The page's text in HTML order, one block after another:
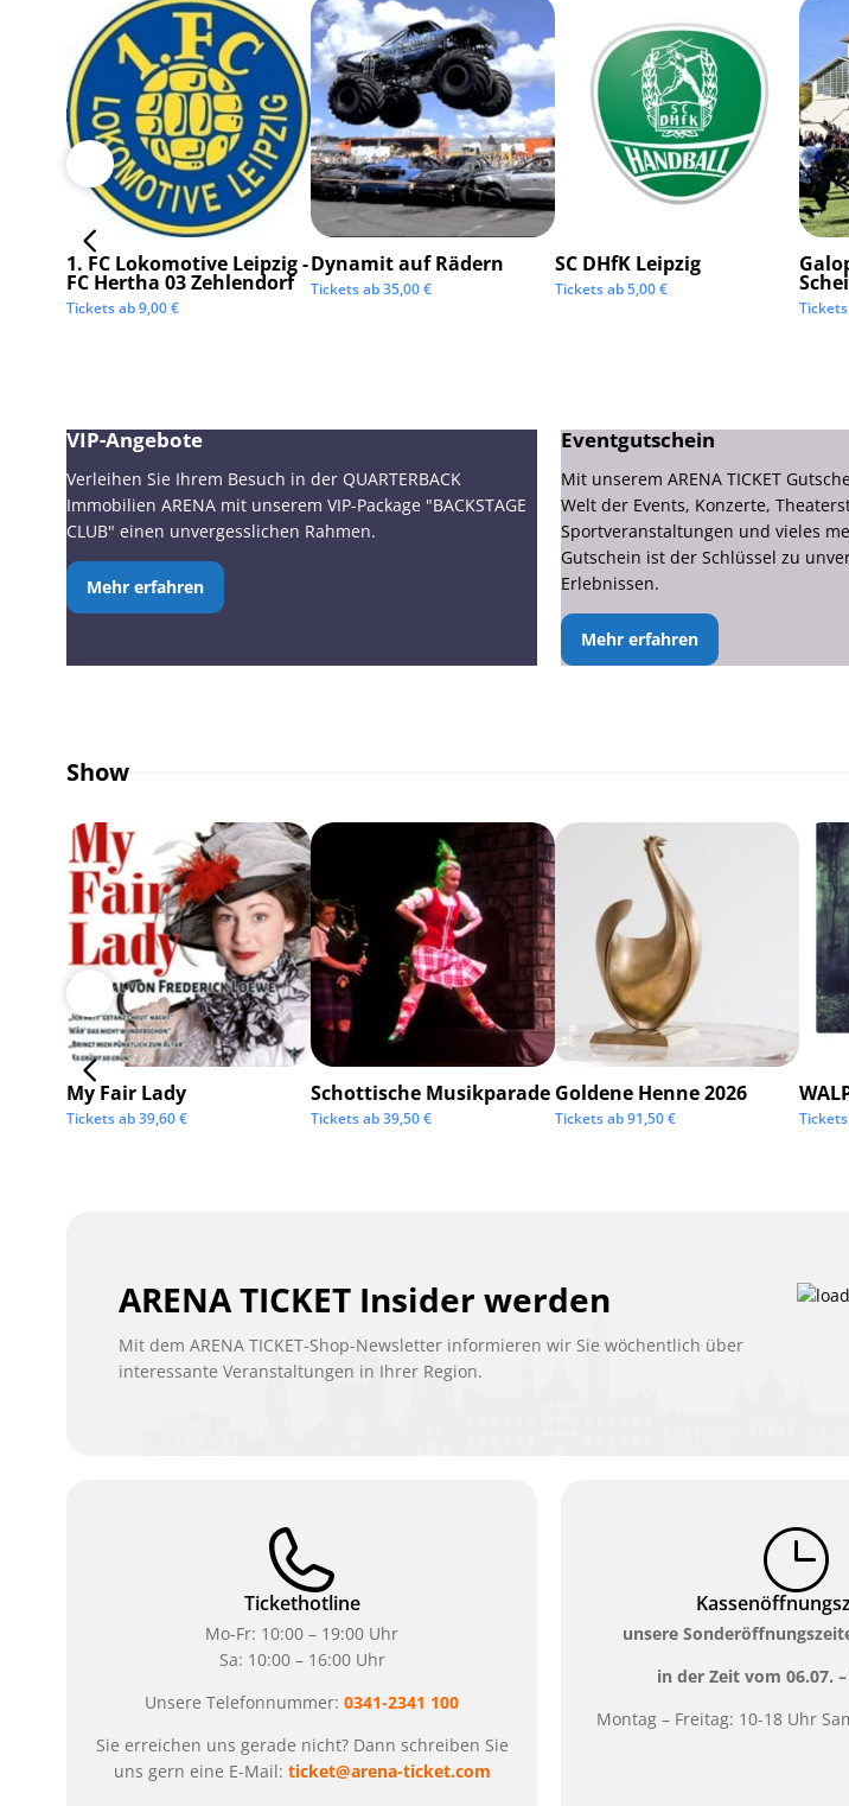
1. FC Lokomotive Leipzig -
FC Hertha 03 Zehlendorf
Tickets ab9,00€
Dynamit auf Rädern
Tickets ab35,00€
SC DHfK Leipzig
Tickets ab5,00€
VIP-Angebote
Verleihen Sie Ihrem Besuch in der QUARTERBACK
Immobilien ARENA mit unserem VIP-Package "BACKSTAGE
CLUB" einen unvergesslichen Rahmen.
Mehr erfahren
Eventgutschein
Mit unserem ARENA TICKET
Welt der Events, Konzerte,
Sportveranstaltungen und vieles
Gutschein ist der Schlüssel zu
Erlebnissen.
Mehr erfahren
Show
My Fair Lady
Tickets ab39,60€
Schottische Musikparade
Tickets ab39,50€
Goldene Henne 2026
Tickets ab91,50€
ARENA TICKET Insider werden
Mit dem ARENA TICKET-Shop-Newsletter informieren wir Sie wöchentlich über
interessante Veranstaltungen in Ihrer Region.
Tickethotline
Mo-Fr: 10:00 – 19:00 Uhr
Sa: 10:00 – 16:00 Uhr
Unsere Telefonnummer:0341-2341 100
Sie erreichen uns gerade nicht? Dann schreiben Sie
uns gern eine E-Mail: ticket@arena-ticket.com
unsere
in der Zeit vom 06.07.
Montag – Freitag: 10-18 Uhr